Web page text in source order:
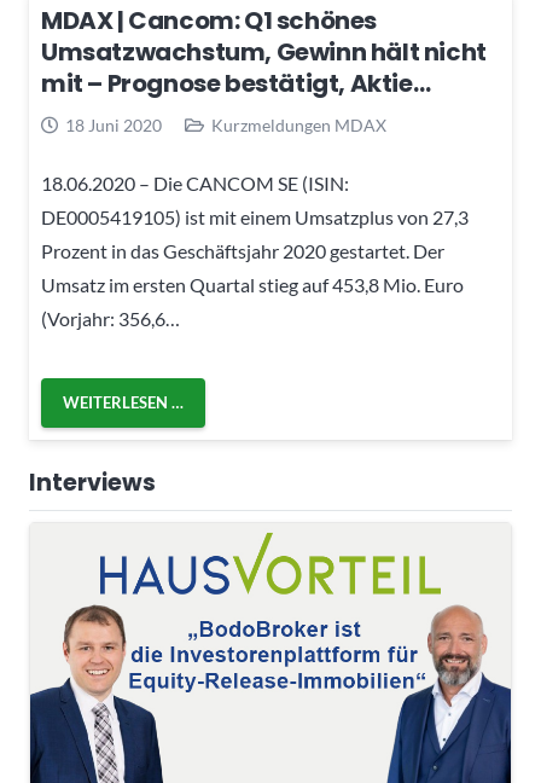
MDAX | Cancom: Q1 schönes
Umsatzwachstum, Gewinn hält nicht
mit – Prognose bestätigt, Aktie…
18 Juni 2020 Kurzmeldungen MDAX
18.06.2020 – Die CANCOM SE (ISIN:
DE0005419105) ist mit einem Umsatzplus von 27,3
Prozent in das Geschäftsjahr 2020 gestartet. Der
Umsatz im ersten Quartal stieg auf 453,8 Mio. Euro
(Vorjahr: 356,6…
WEITERLESEN …
Interviews